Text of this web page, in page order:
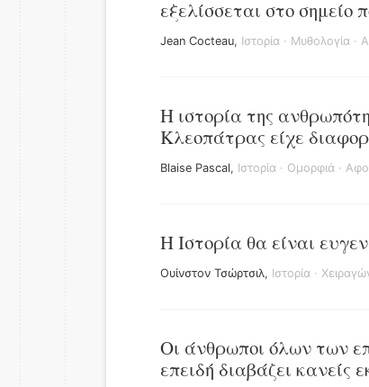
εξελίσσεται στο σημείο
Jean Cocteau, Ιστορία · Μυθολογία ·
Η ιστορία της
Κλεοπάτρας είχε
Blaise Pascal, Ιστορία · Ομορφιά ·
Η Ιστορία θα είναι
Ουίνστον Τσώρτσιλ, Ιστορία ·
Οι άνθρωποι όλων των
επειδή διαβάζει κανείς